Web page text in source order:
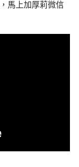
馬上加厚莉微信